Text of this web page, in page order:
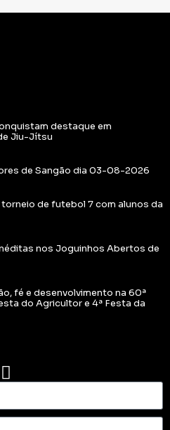
destaque em
Jiu-Jítsu
de Sangão dia 03-08-2026
de futebol 7 com alunos da
nos Joguinhos Abertos de
fé e desenvolvimento na 60ª
do Agricultor e 4ª Festa da